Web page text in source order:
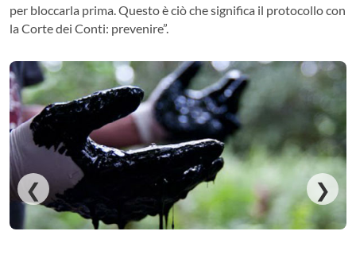
per bloccarla prima. Questo è ciò che significa il protocollo con
la Corte dei Conti: prevenire”.
❮ ❯